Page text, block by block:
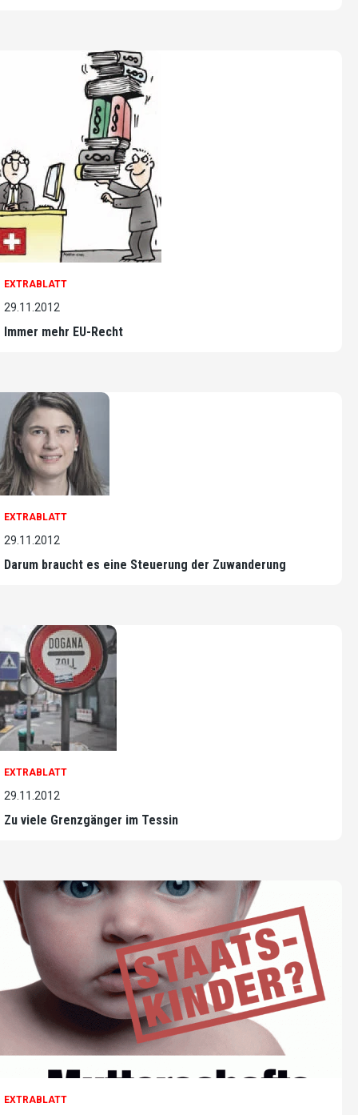
EXTRABLATT
29.11.2012
Immer mehr EU-Recht
EXTRABLATT
29.11.2012
Darum braucht es eine Steuerung der Zuwanderung
EXTRABLATT
29.11.2012
Zu viele Grenzgänger im Tessin
EXTRABLATT